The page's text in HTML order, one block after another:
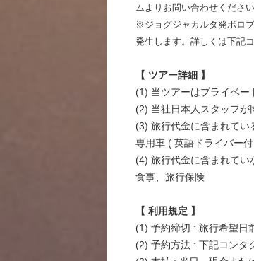
ムよりお問い合わせください
※ジョグジャカルタ発ボロ
発生します。詳しくは下記
【 ツアー詳細 】
(1) 当ツアーはプライベー
(2) 当社日本人スタッフが
(3) 旅行代金に含まれてい
専用車 ( 英語ドライバー
(4) 旅行代金に含まれてい
食事、旅行保険
【 利用規定 】
(1) 予約締切 : 旅行希望日
(2) 予約方法 : 下記コンタ